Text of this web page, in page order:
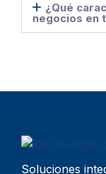
¿Qué
negocios en
Soluciones